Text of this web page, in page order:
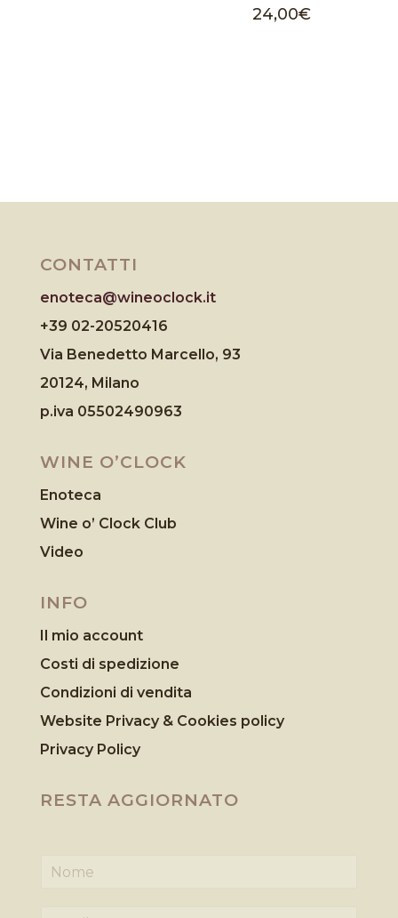
24,00€
CONTATTI
enoteca@wineoclock.it
+39 02-20520416
Via Benedetto Marcello, 93
20124, Milano
p.iva 05502490963
WINE O’CLOCK
Enoteca
Wine o’ Clock Club
Video
INFO
Il mio account
Costi di spedizione
Condizioni di vendita
Website Privacy & Cookies policy
Privacy Policy
RESTA AGGIORNATO